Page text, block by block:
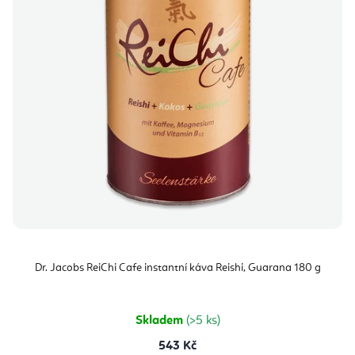
Dr. Jacobs ReiChi Cafe instantní káva Reishi, Guarana 180 g
Skladem (>5 ks)
543 Kč